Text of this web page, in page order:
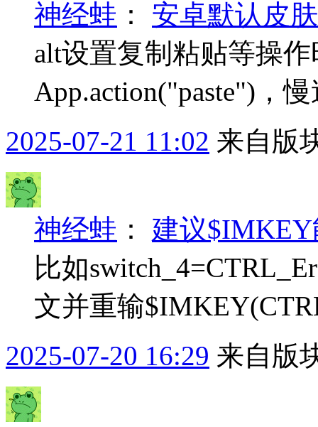
神经蛙 ： 安卓默认皮
alt设置复制粘贴等操
App.action("paste")，
2025-07-21 11:02 来自版
神经蛙 ： 建议
比如
文并重输
2025-07-20 16:29 来自版